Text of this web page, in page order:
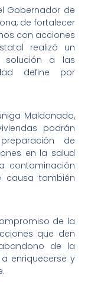
Gobernador de
de fortalecer
con acciones
realizó un
solución a las
define por
Maldonado,
podrán
de
en la salud
contaminación
causa también
de la
que den
de la
enriquecerse y